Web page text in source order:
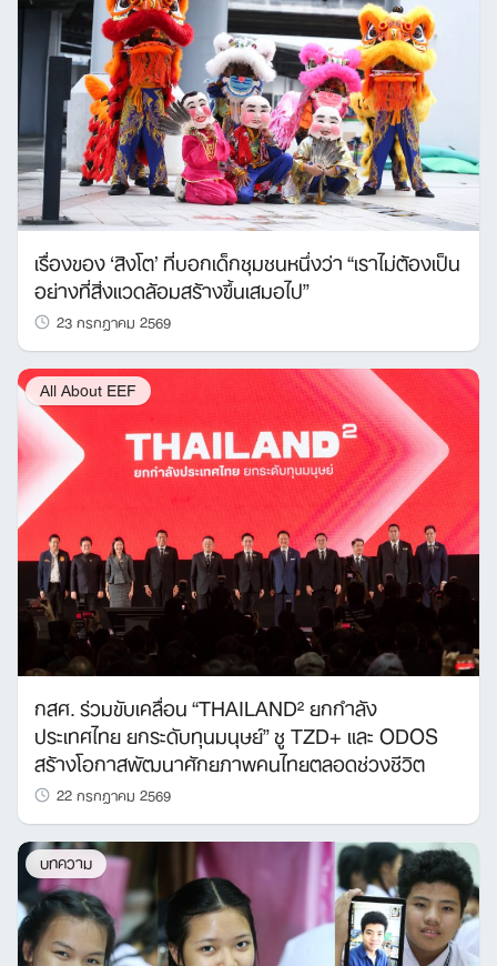
เรื่องของ ‘สิงโต’ ที่บอกเด็กชุมชนหนึ่งว่า “เราไม่ต้องเป็น
อย่างที่สิ่งแวดล้อมสร้างขึ้นเสมอไป”
23 กรกฎาคม 2569
All About EEF
กสศ. ร่วมขับเคลื่อน “THAILAND² ยกกำลัง
ประเทศไทย ยกระดับทุนมนุษย์” ชู TZD+ และ ODOS
สร้างโอกาสพัฒนาศักยภาพคนไทยตลอดช่วงชีวิต
22 กรกฎาคม 2569
บทความ